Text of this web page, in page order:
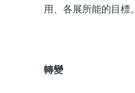
用、各展所能的目標。
轉變